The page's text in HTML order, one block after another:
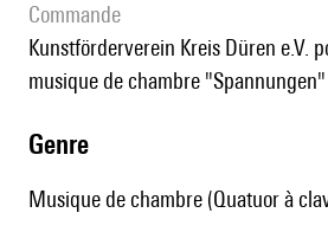
Commande
Kunstförderverein Kreis Düren e.V. pour le festival de
musique de chambre
genre
Musique de chambre (Quatuor à